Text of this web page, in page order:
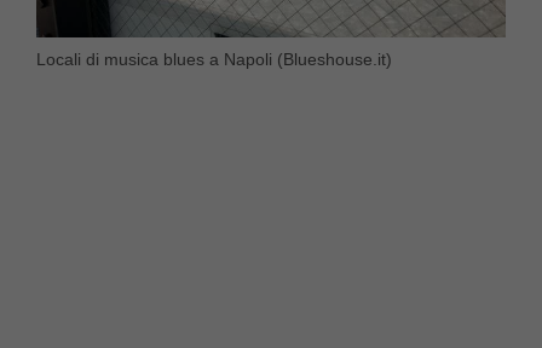
Locali di musica blues a Napoli (Blueshouse.it)